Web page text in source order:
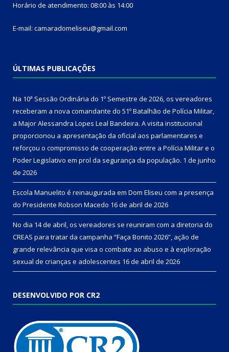
Horário de atendimento: 08:00 às 14:00
E-mail: camaradomeliseu@gmail.com
ÚLTIMAS PUBLICAÇÕES
Na 10ª Sessão Ordinária do 1º Semestre de 2026, os vereadores
receberam a nova comandante do 51º Batalhão de Polícia Militar,
a Major Alessandra Lopes Leal Bandeira. A visita institucional
proporcionou a apresentação da oficial aos parlamentares e
reforçou o compromisso de cooperação entre a Polícia Militar e o
Poder Legislativo em prol da segurança da população. 1 de junho
de 2026
Escola Manuelito é reinaugurada em Dom Eliseu com a presença
do Presidente Robson Macedo 16 de abril de 2026
No dia 14 de abril, os vereadores se reuniram com a diretoria do
CREAS para tratar da campanha “Faça Bonito 2026”, ação de
grande relevância que visa o combate ao abuso e à exploração
sexual de crianças e adolescentes 16 de abril de 2026
DESENVOLVIDO POR CR2